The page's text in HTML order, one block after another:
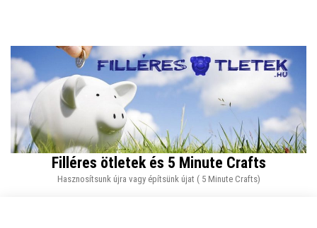
Filléres ötletek és 5 Minute Crafts
Hasznosítsunk újra vagy építsünk újat ( 5 Minute Crafts)